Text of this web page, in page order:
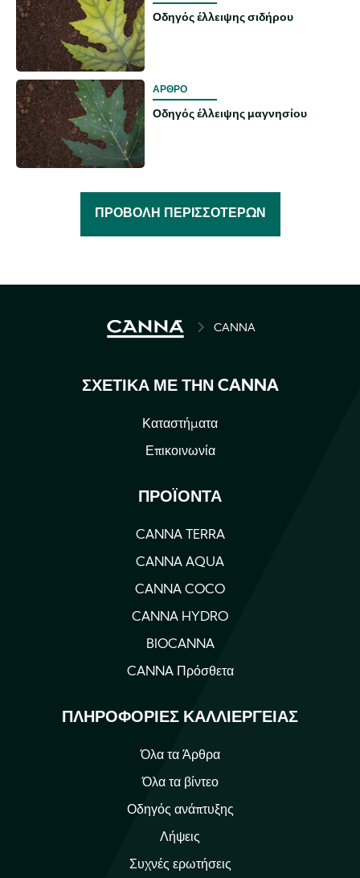
Οδηγός έλλειψης σιδήρου
ΑΡΘΡΟ
Οδηγός έλλειψης μαγνησίου
ΠΡΟΒΟΛΉ ΠΕΡΙΣΣΌΤΕΡΩΝ
BREADCRUMBCANNA
ΣΧΕΤΙΚΆ ΜΕ ΤΗΝ CANNA
Καταστήματα
Επικοινωνία
ΠΡΟΪΌΝΤΑ
CANNA TERRA
CANNA AQUA
CANNA COCO
CANNA HYDRO
BIOCANNA
CANNA Πρόσθετα
ΠΛΗΡΟΦΟΡΊΕΣ ΚΑΛΛΙΈΡΓΕΙΑΣ
Όλα τα Άρθρα
Όλα τα βίντεο
Οδηγός ανάπτυξης
Λήψεις
Συχνές ερωτήσεις